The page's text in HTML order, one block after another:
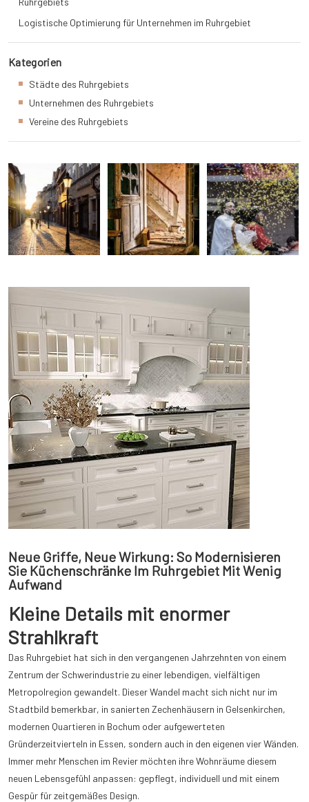
Neue Griffe, Neue Wirkung: So Modernisieren
Sie Küchenschränke Im Ruhrgebiet Mit Wenig
Aufwand
Kleine Details mit enormer
Strahlkraft
Das Ruhrgebiet hat sich in den vergangenen Jahrzehnten von einem
Zentrum der Schwerindustrie zu einer lebendigen, vielfältigen
Metropolregion gewandelt. Dieser Wandel macht sich nicht nur im
Stadtbild bemerkbar, in sanierten Zechenhäusern in Gelsenkirchen,
modernen Quartieren in Bochum oder aufgewerteten
Gründerzeitvierteln in Essen, sondern auch in den eigenen vier Wänden.
Immer mehr Menschen im Revier möchten ihre Wohnräume diesem
neuen Lebensgefühl anpassen: gepflegt, individuell und mit einem
Gespür für zeitgemäßes Design.
Logistische Optimierung für Unternehmen im Ruhrgebiet
Kategorien
Städte des Ruhrgebiets
Unternehmen des Ruhrgebiets
Vereine des Ruhrgebiets